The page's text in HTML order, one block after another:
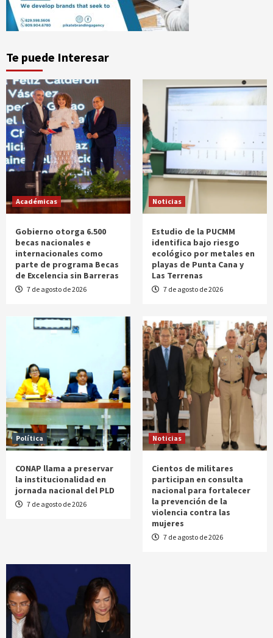
Te puede Interesar
Académicas
Gobierno otorga 6.500
becas nacionales e
internacionales como
parte de programa Becas
de Excelencia sin Barreras
7 de agosto de 2026
Noticias
Estudio de la PUCMM
identifica bajo riesgo
ecológico por metales en
playas de Punta Cana y
Las Terrenas
7 de agosto de 2026
Política
CONAP llama a preservar
la institucionalidad en
jornada nacional del PLD
7 de agosto de 2026
Noticias
Cientos de militares
participan en consulta
nacional para fortalecer
la prevención de la
violencia contra las
mujeres
7 de agosto de 2026